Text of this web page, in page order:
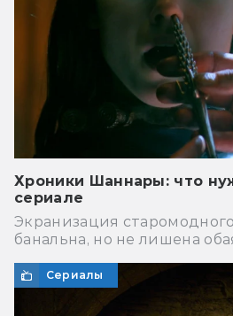
Хроники Шаннары: что
сериале
Экранизация
банальна, но не лишена
Сериалы